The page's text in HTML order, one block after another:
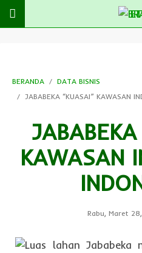
BERANDA
DATA BISNIS
JABABEKA “KUASAI” KAWASAN
KAWASAN
Rabu, Maret